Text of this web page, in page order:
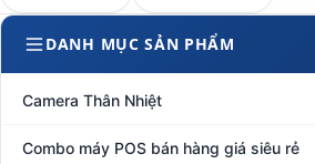
DANH MỤC SẢN PHẨM
Camera Thân Nhiệt
Combo máy POS bán hàng giá siêu rẻ